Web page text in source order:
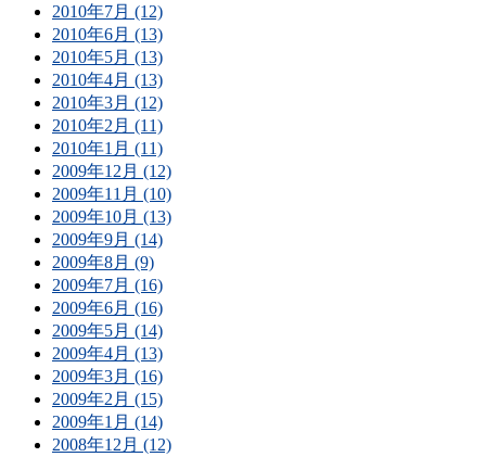
2010年7月 (12)
2010年6月 (13)
2010年5月 (13)
2010年4月 (13)
2010年3月 (12)
2010年2月 (11)
2010年1月 (11)
2009年12月 (12)
2009年11月 (10)
2009年10月 (13)
2009年9月 (14)
2009年8月 (9)
2009年7月 (16)
2009年6月 (16)
2009年5月 (14)
2009年4月 (13)
2009年3月 (16)
2009年2月 (15)
2009年1月 (14)
2008年12月 (12)